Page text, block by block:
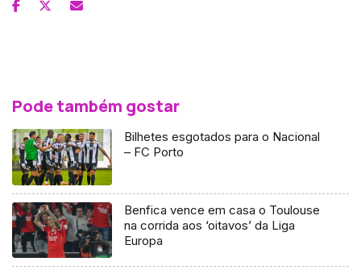
Pode também gostar
Bilhetes esgotados para o Nacional
– FC Porto
Benfica vence em casa o Toulouse
na corrida aos ‘oitavos’ da Liga
Europa